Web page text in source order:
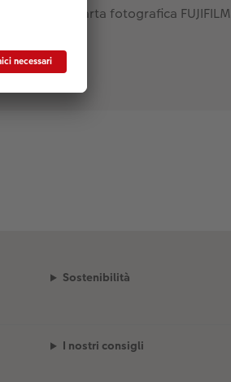
Carta fotografica FUJIFILM
Sostenibilità
I nostri consigli